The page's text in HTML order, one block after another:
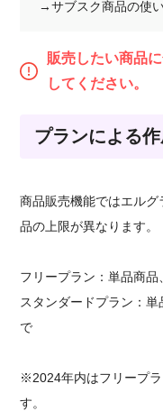
→サブスク商品の使
販売したい商品
してください。
プランによる
商品販売機能ではエル
品の上限が異なります。
フリープラン：単品商
スタンダードプラン：
で
※2024年内はフリープ
す。